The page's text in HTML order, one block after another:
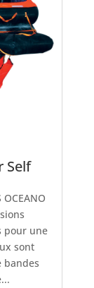
Self
pour une
sont
bandes